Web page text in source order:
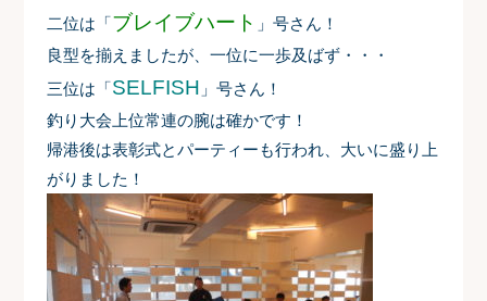
二位は「ブレイブハート 」号さん！
良型を揃えましたが、一位に一歩及ばず・・・
三位は「SELFISH 」号さん！
釣り大会上位常連の腕は確かです！
帰港後は表彰式とパーティーも行われ、大いに盛り上
がりました！